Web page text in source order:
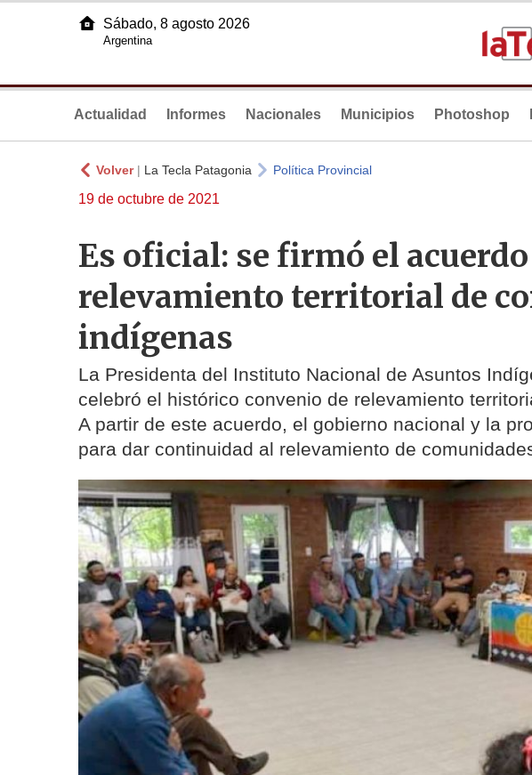
Sábado, 8 agosto 2026
Argentina
Actualidad Informes Nacionales Municipios Photoshop
Volver| La Tecla Patagonia Política Provincial
19 de octubre de 2021
Es oficial: se firmó el
relevamiento territorial de
indígenas
La Presidenta del Instituto Nacional de Asuntos
celebró el histórico convenio de relevamiento
A partir de este acuerdo, el gobierno nacional y la
para dar continuidad al relevamiento de